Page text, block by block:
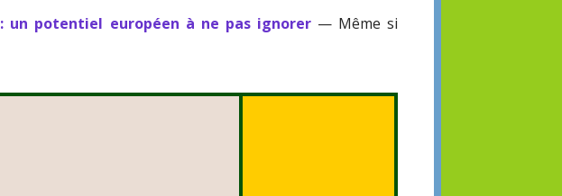
un potentiel européen à ne pas ignorer— Même si